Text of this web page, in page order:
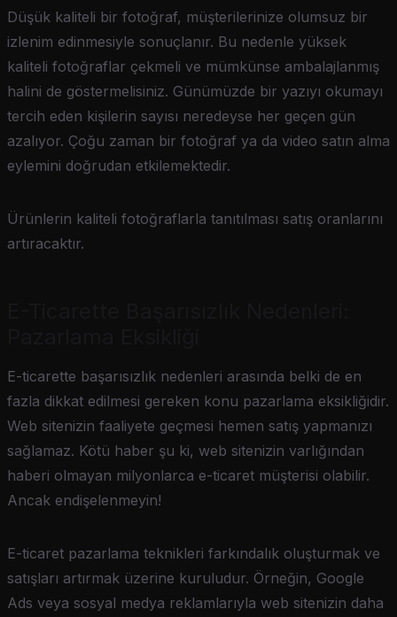
Düşük kaliteli bir fotoğraf, müşterilerinize olumsuz bir
izlenim edinmesiyle sonuçlanır. Bu nedenle yüksek
kaliteli fotoğraflar çekmeli ve mümkünse ambalajlanmış
halini de göstermelisiniz. Günümüzde bir yazıyı okumayı
tercih eden kişilerin sayısı neredeyse her geçen gün
azalıyor. Çoğu zaman bir fotoğraf ya da video satın alma
eylemini doğrudan etkilemektedir.
Ürünlerin kaliteli fotoğraflarla tanıtılması satış oranlarını
artıracaktır.
E-ticarette başarısızlık nedenleri arasında belki de en
fazla dikkat edilmesi gereken konu pazarlama eksikliğidir.
Web sitenizin faaliyete geçmesi hemen satış yapmanızı
sağlamaz. Kötü haber şu ki, web sitenizin varlığından
haberi olmayan milyonlarca e-ticaret müşterisi olabilir.
Ancak endişelenmeyin!
E-ticaret pazarlama teknikleri farkındalık oluşturmak ve
satışları artırmak üzerine kuruludur. Örneğin, Google
Ads veya sosyal medya reklamlarıyla web sitenizin daha